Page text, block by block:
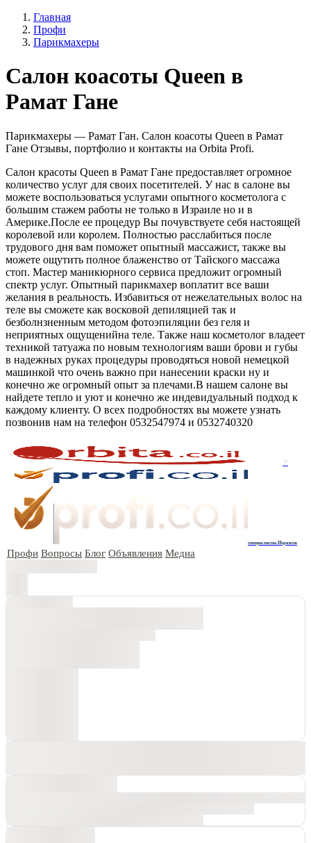
Главная
Профи
Парикмахеры
Салон коасоты Queen в
Рамат Гане
Парикмахеры — Рамат Ган. Салон коасоты Queen в Рамат
Гане Отзывы, портфолио и контакты на Orbita Profi.
Салон красоты Queen в Рамат Гане предоставляет огромное
количество услуг для своих посетителей. У нас в салоне вы
можете воспользоваться услугами опытного косметолога с
большим стажем работы не только в Израиле но и в
Америке.После ее процедур Вы почувствуете себя настоящей
королевой или королем. Полностью расслабиться после
трудового дня вам поможет опытный массажист, также вы
можете ощутить полное блаженство от Тайского массажа
стоп. Мастер маникюрного сервиса предложит огромный
спектр услуг. Опытный парикмахер воплатит все ваши
желания в реальность. Избавиться от нежелательных волос на
теле вы сможете как восковой депиляцией так и
безболнзненным методом фотоэпиляции без геля и
неприятных ощущенийна теле. Также наш косметолог владеет
техникой татуажа по новым технологиям ваши брови и губы
в надежных руках процедуры проводяться новой немецкой
машинкой что очень важно при нанесении краски ну и
конечно же огромный опыт за плечами.В нашем салоне вы
найдете тепло и уют и конечно же индевидуальный подход к
каждому клиенту. О всех подробностях вы можете узнать
позвонив нам на телефон 0532547974 и 0532740320
+
специалисты Израиля
Профи Вопросы Блог Объявления Медиа